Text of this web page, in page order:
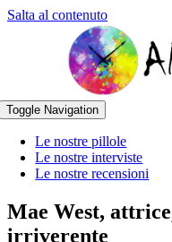
Salta al contenuto
Toggle Navigation
Le nostre pillole
Le nostre interviste
Le nostre recensioni
Mae West,
irriverente